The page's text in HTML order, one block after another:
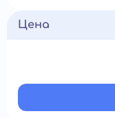
Цена